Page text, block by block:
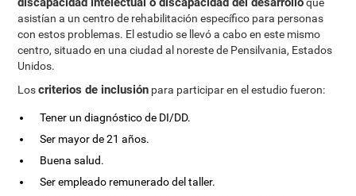
asistían a un centro de rehabilitación específico para personas
con estos problemas. El estudio se llevó a cabo en este mismo
centro, situado en una ciudad al noreste de Pensilvania, Estados
Unidos.
Loscriterios de inclusión para participar en el estudio fueron:
Tener un diagnóstico de DI/DD.
Ser mayor de 21 años.
Buena salud.
Ser empleado remunerado del taller.